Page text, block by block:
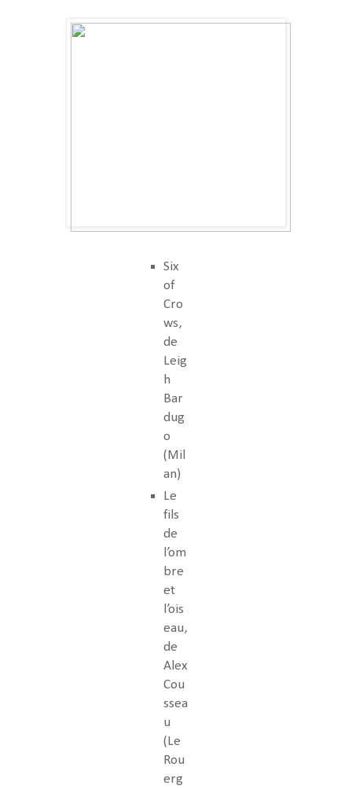
Six
of
Cro
ws,
de
Leig
h
Bar
dug
o
(Mil
an)
Le
fils
de
l’om
bre
et
l’ois
eau,
de
Alex
Cou
ssea
u
(Le
Rou
erg